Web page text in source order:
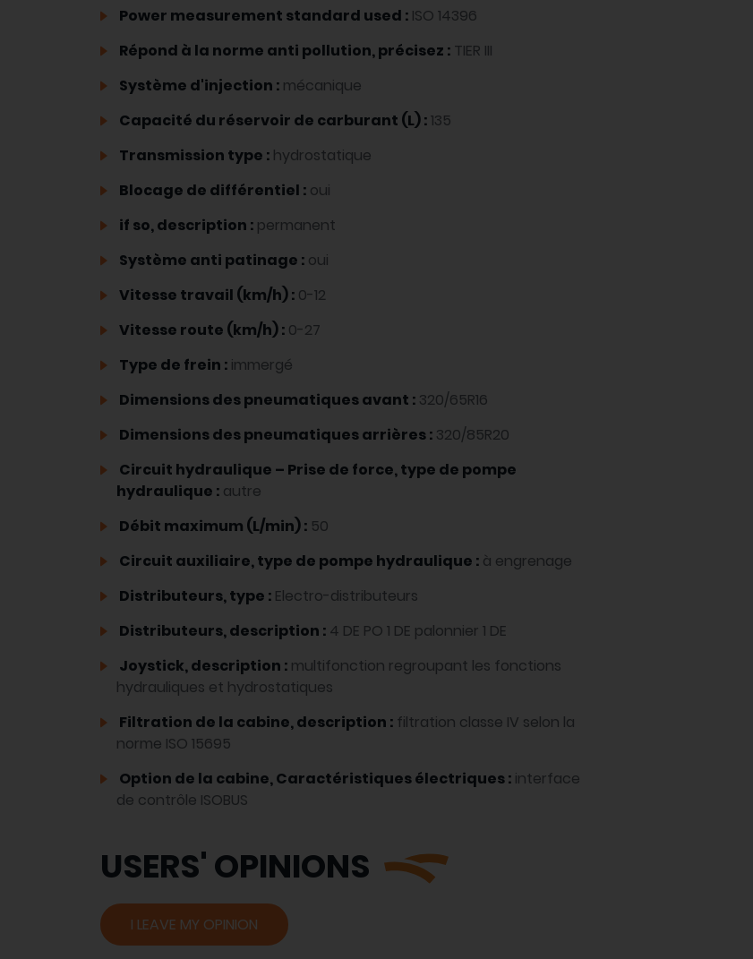
Power measurement standard used : ISO 14396
Répond à la norme anti pollution, précisez : TIER III
Système d'injection : mécanique
Capacité du réservoir de carburant (L) :135
Transmission type : hydrostatique
Blocage de différentiel : oui
if so, description : permanent
Système anti patinage : oui
Vitesse travail (km/h) : 0-12
Vitesse route (km/h) : 0-27
Type de frein : immergé
Dimensions des pneumatiques avant : 320/65R16
Dimensions des pneumatiques arrières : 320/85R20
Circuit hydraulique – Prise de force, type de pompe
hydraulique : autre
Débit maximum (L/min) : 50
Circuit auxiliaire, type de pompe hydraulique : à engrenage
Distributeurs, type : Electro-distributeurs
Distributeurs, description : 4 DE PO 1 DE palonnier 1 DE
Joystick, description : multifonction regroupant les fonctions
hydrauliques et hydrostatiques
Filtration de la cabine, description : filtration classe IV selon la
norme ISO 15695
Option de la cabine, Caractéristiques électriques : interface
de contrôle ISOBUS
USERS' OPINIONS
I LEAVE MY OPINION